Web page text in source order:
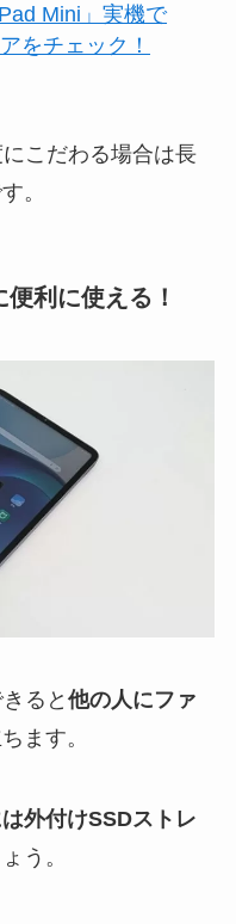
Mini」実機で
をチェック！
こだわる場合は長
。
利に使える！
ると 他の人にファ
ます。
外付けSSDストレ
う。